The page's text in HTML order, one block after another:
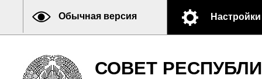
Обычная версия Настройки
СОВЕТ